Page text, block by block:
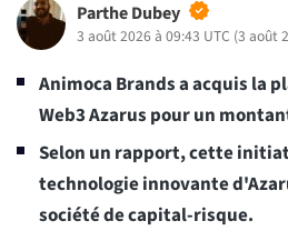
Parthe Dubey
3 août 2026 à 09:43 UTC (3 août
Animoca Brands a acquis la
Web3 Azarus pour un
Selon un rapport, cette
technologie innovante
société de capital-risque.